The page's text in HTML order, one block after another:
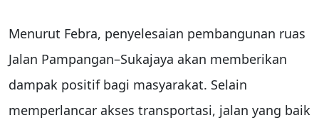
Menurut Febra, penyelesaian pembangunan ruas
Jalan Pampangan–Sukajaya akan memberikan
dampak positif bagi masyarakat. Selain
memperlancar akses transportasi, jalan yang baik